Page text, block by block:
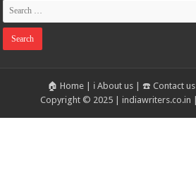
🏠 Home| ℹ️ About us| ☎️ Contact us
Copyright © 2025 | indiawriters.co.in |